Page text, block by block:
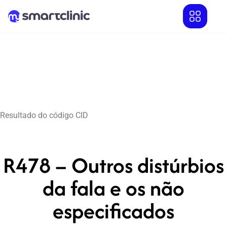
Resultado do código CID
R478 – Outros distúrbios
da fala e os não
especificados